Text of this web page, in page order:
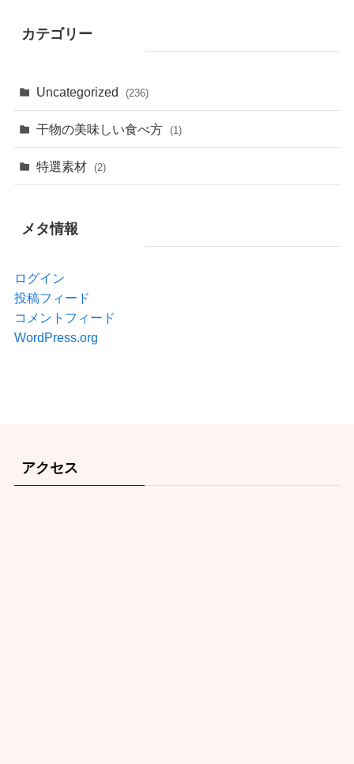
カテゴリー
Uncategorized (236)
干物の美味しい食べ方 (1)
特選素材 (2)
メタ情報
ログイン
投稿フィード
コメントフィード
WordPress.org
アクセス